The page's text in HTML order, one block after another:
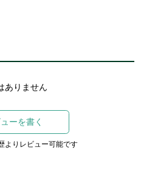
ありません
ーを書く
よりレビュー可能です